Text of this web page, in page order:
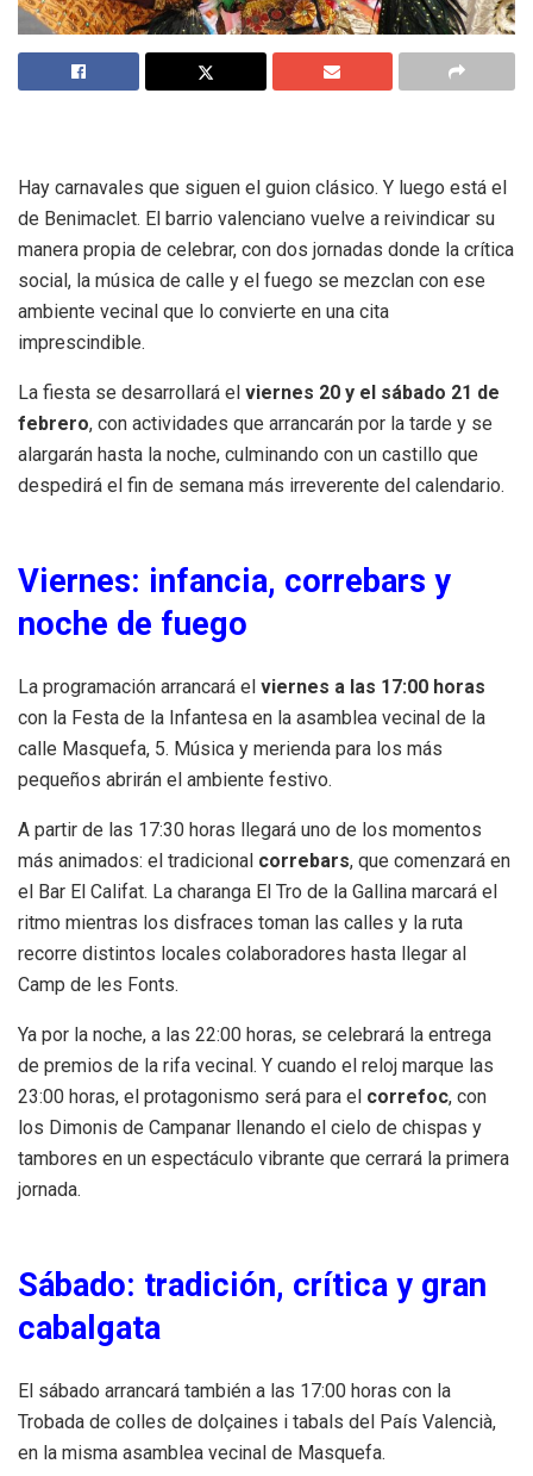
Hay carnavales que siguen el guion clásico. Y luego está el
de Benimaclet. El barrio valenciano vuelve a reivindicar su
manera propia de celebrar, con dos jornadas donde la crítica
social, la música de calle y el fuego se mezclan con ese
ambiente vecinal que lo convierte en una cita
imprescindible.
La fiesta se desarrollará el viernes 20 y el sábado 21 de
febrero, con actividades que arrancarán por la tarde y se
alargarán hasta la noche, culminando con un castillo que
despedirá el fin de semana más irreverente del calendario.
Viernes: infancia, correbars y
noche de fuego
La programación arrancará el viernes a las 17:00 horas
con la Festa de la Infantesa en la asamblea vecinal de la
calle Masquefa, 5. Música y merienda para los más
pequeños abrirán el ambiente festivo.
A partir de las 17:30 horas llegará uno de los momentos
más animados: el tradicional correbars, que comenzará en
el Bar El Califat. La charanga El Tro de la Gallina marcará el
ritmo mientras los disfraces toman las calles y la ruta
recorre distintos locales colaboradores hasta llegar al
Camp de les Fonts.
Ya por la noche, a las 22:00 horas, se celebrará la entrega
de premios de la rifa vecinal. Y cuando el reloj marque las
23:00 horas, el protagonismo será para el correfoc, con
los Dimonis de Campanar llenando el cielo de chispas y
tambores en un espectáculo vibrante que cerrará la primera
jornada.
Sábado: tradición, crítica y gran
cabalgata
El sábado arrancará también a las 17:00 horas con la
Trobada de colles de dolçaines i tabals del País Valencià,
en la misma asamblea vecinal de Masquefa.